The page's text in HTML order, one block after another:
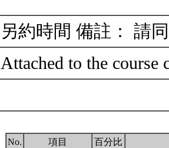
另約時間 備註： 請
Attached to the course
No. 項目 百分比